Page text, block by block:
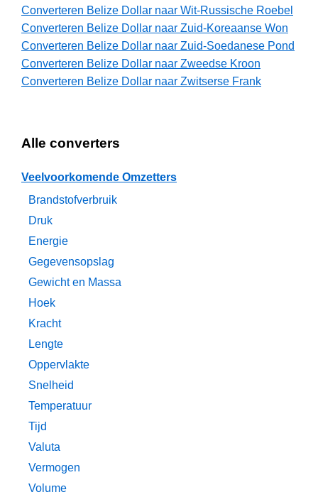
Converteren Belize Dollar naar Wit-Russische Roebel
Converteren Belize Dollar naar Zuid-Koreaanse Won
Converteren Belize Dollar naar Zuid-Soedanese Pond
Converteren Belize Dollar naar Zweedse Kroon
Converteren Belize Dollar naar Zwitserse Frank
Alle converters
Veelvoorkomende Omzetters
Brandstofverbruik
Druk
Energie
Gegevensopslag
Gewicht en Massa
Hoek
Kracht
Lengte
Oppervlakte
Snelheid
Temperatuur
Tijd
Valuta
Vermogen
Volume